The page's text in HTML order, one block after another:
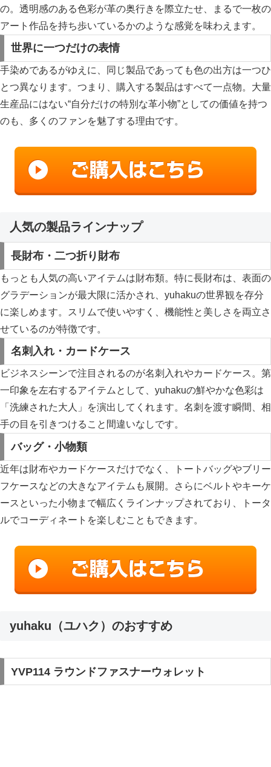
の。透明感のある色彩が革の奥行きを際立たせ、まるで一枚の
アート作品を持ち歩いているかのような感覚を味わえます。
世界に一つだけの表情
手染めであるがゆえに、同じ製品であっても色の出方は一つひ
とつ異なります。つまり、購入する製品はすべて一点物。大量
生産品にはない“自分だけの特別な革小物”としての価値を持つ
のも、多くのファンを魅了する理由です。
人気の製品ラインナップ
長財布・二つ折り財布
もっとも人気の高いアイテムは財布類。特に長財布は、表面の
グラデーションが最大限に活かされ、yuhakuの世界観を存分
に楽しめます。スリムで使いやすく、機能性と美しさを両立さ
せているのが特徴です。
名刺入れ・カードケース
ビジネスシーンで注目されるのが名刺入れやカードケース。第
一印象を左右するアイテムとして、yuhakuの鮮やかな色彩は
「洗練された大人」を演出してくれます。名刺を渡す瞬間、相
手の目を引きつけること間違いなしです。
バッグ・小物類
近年は財布やカードケースだけでなく、トートバッグやブリー
フケースなどの大きなアイテムも展開。さらにベルトやキーケ
ースといった小物まで幅広くラインナップされており、トータ
ルでコーディネートを楽しむこともできます。
yuhaku（ユハク）のおすすめ
YVP114 ラウンドファスナーウォレット